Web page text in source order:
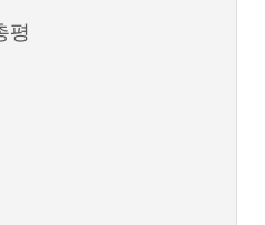
평